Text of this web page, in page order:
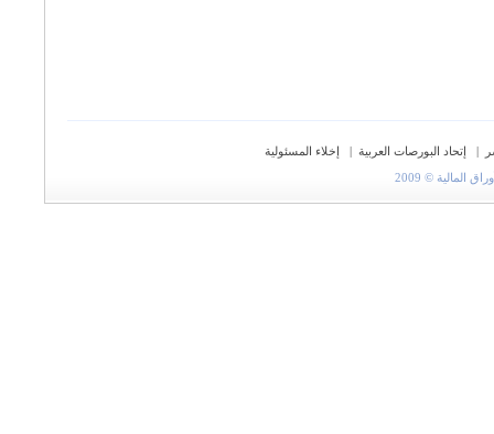
| إتحاد البورصات العربية |
إخلاء المسئولية
© 2009